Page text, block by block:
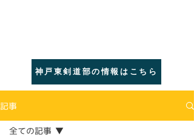
神戸東剣道部の情報はこちら
記事
全ての記事